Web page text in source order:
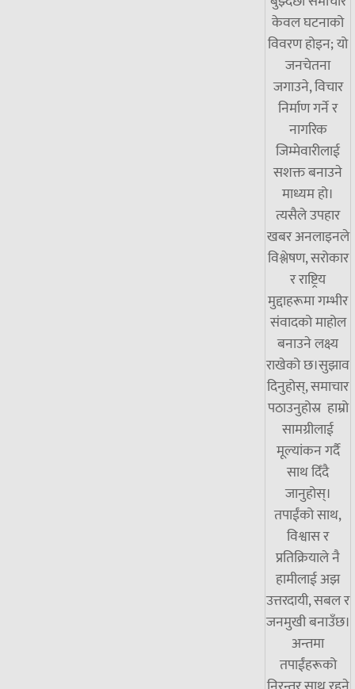
केवल घटनाको
विवरण होइन; यो
जनचेतना
जगाउने, विचार
निर्माण गर्ने र
नागरिक
जिम्मेवारीलाई
सशक्त बनाउने
माध्यम हो।
त्यसैले उपहार
खबर अनलाइनले
विश्लेषण, सरोकार
र राष्ट्रिय
मुद्दाहरूमा गम्भीर
संवादको माहोल
बनाउने लक्ष्य
राखेको छ।सुझाव
दिनुहोस्, समाचार
पठाउनुहोस्र हाम्रो
सामग्रीलाई
मूल्यांकन गर्दै
साथ दिँदै
जानुहोस्।
तपाईंको साथ,
विश्वास र
प्रतिक्रियाले नै
हामीलाई अझ
उत्तरदायी, सबल र
जनमुखी बनाउँछ।
अन्तमा
तपाईंहरूको